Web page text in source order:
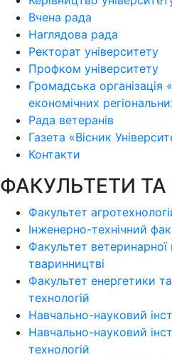
Вчена рада
Наглядова рада
Ректорат університету
Профком університету
Громадська організація
економічних
Рада ветеранів
Газета «Вісник
Контакти
ФАКУЛЬТЕТИ ТА
Факультет
Інженерно-технічний
Факультет
тваринництві
Факультет енергетики
технологій
Навчально-науковий
Навчально-науковий
технологій